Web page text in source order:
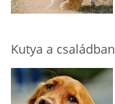
Kutya a családban